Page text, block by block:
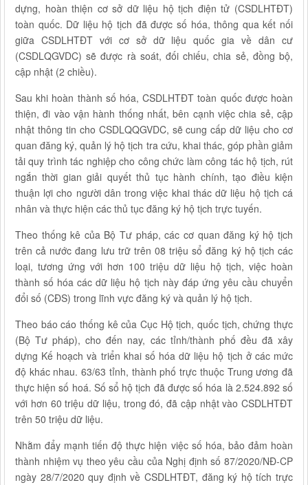
dựng, hoàn thiện cơ sở dữ liệu hộ tịch điện tử (CSDLHTĐT)
toàn quốc. Dữ liệu hộ tịch đã được số hóa, thông qua kết nối
giữa CSDLHTĐT với cơ sở dữ liệu quốc gia về dân cư
(CSDLQGVDC) sẽ được rà soát, đối chiếu, chia sẻ, đồng bộ,
cập nhật (2 chiều).
Sau khi hoàn thành số hóa, CSDLHTĐT toàn quốc được hoàn
thiện, đi vào vận hành thống nhất, bên cạnh việc chia sẻ, cập
nhật thông tin cho CSDLQQGVDC, sẽ cung cấp dữ liệu cho cơ
quan đăng ký, quản lý hộ tịch tra cứu, khai thác, góp phần giảm
tải quy trình tác nghiệp cho công chức làm công tác hộ tịch, rút
ngắn thời gian giải quyết thủ tục hành chính, tạo điều kiện
thuận lợi cho người dân trong việc khai thác dữ liệu hộ tịch cá
nhân và thực hiện các thủ tục đăng ký hộ tịch trực tuyến.
Theo thống kê của Bộ Tư pháp, các cơ quan đăng ký hộ tịch
trên cả nước đang lưu trữ trên 08 triệu sổ đăng ký hộ tịch các
loại, tương ứng với hơn 100 triệu dữ liệu hộ tịch, việc hoàn
thành số hóa các dữ liệu hộ tịch này đáp ứng yêu cầu chuyển
đổi số (CĐS) trong lĩnh vực đăng ký và quản lý hộ tịch.
Theo báo cáo thống kê của Cục Hộ tịch, quốc tịch, chứng thực
(Bộ Tư pháp), cho đến nay, các tỉnh/thành phố đều đã xây
dựng Kế hoạch và triển khai số hóa dữ liệu hộ tịch ở các mức
độ khác nhau. 63/63 tỉnh, thành phố trực thuộc Trung ương đã
thực hiện số hoá. Số sổ hộ tịch đã được số hóa là 2.524.892 số
với hơn 60 triệu dữ liệu, trong đó, đã cập nhật vào CSDLHTĐT
trên 50 triệu dữ liệu.
Nhằm đẩy mạnh tiến độ thực hiện việc số hóa, bảo đảm hoàn
thành nhiệm vụ theo yêu cầu của Nghị định số 87/2020/NĐ-CP
ngày 28/7/2020 quy định về CSDLHTĐT, đăng ký hộ tích trực